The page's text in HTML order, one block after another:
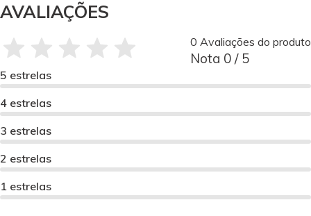
AVALIAÇÕES
0 Avaliações do produto
Nota 0 / 5
5 estrelas
4 estrelas
3 estrelas
2 estrelas
1 estrelas